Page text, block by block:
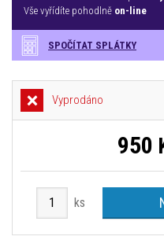
Vše vyřídíte pohodlně on-line
SPOČÍTAT SPLÁTKY
Vyprodáno
950
ks